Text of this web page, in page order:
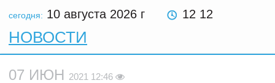
сегодня: 10 августа 2026 г 12 12
НОВОСТИ
07 ИЮН 2021 12:46